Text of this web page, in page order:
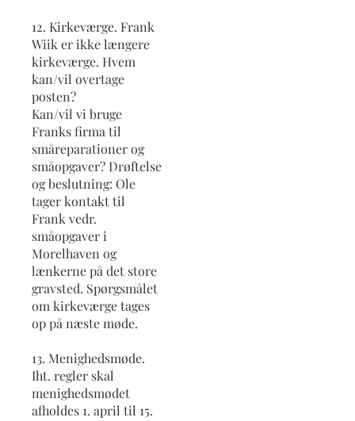
12. Kirkeværge. Frank
Wiik er ikke længere
kirkeværge. Hvem
kan/vil overtage
posten?
Kan/vil vi bruge
Franks firma til
småreparationer og
småopgaver? Drøftelse
og beslutning: Ole
tager kontakt til
Frank vedr.
småopgaver i
Morelhaven og
lænkerne på det store
gravsted. Spørgsmålet
om kirkeværge tages
op på næste møde.
13. Menighedsmøde.
Iht. regler skal
menighedsmødet
afholdes 1. april til 15.